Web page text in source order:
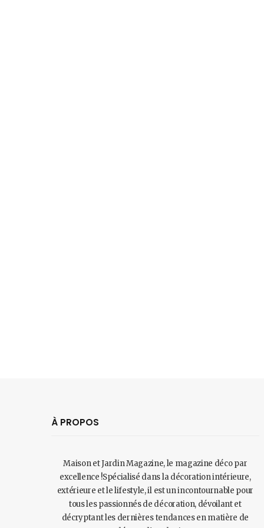
À PROPOS
Maison et Jardin Magazine, le magazine déco par
excellence !Spécialisé dans la décoration intérieure,
extérieure et le lifestyle, il est un incontournable pour
tous les passionnés de décoration, dévoilant et
décryptant les dernières tendances en matière de